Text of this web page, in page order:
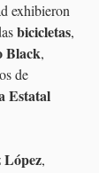
exhibieron
bicicletas,
Black,
de
Estatal
López,